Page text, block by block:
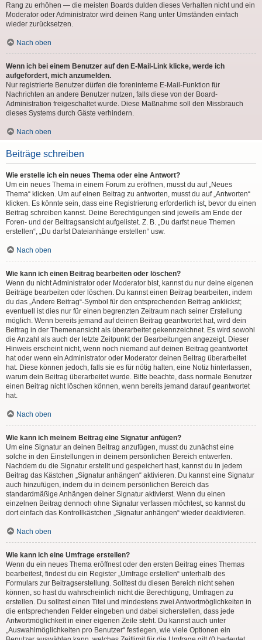
Rang zu erhöhen — die meisten Boards dulden dieses Verhalten nicht und ein
Moderator oder Administrator wird deinen Rang unter Umständen einfach
wieder zurücksetzen.
Nach oben
Wenn ich bei einem Benutzer auf den E-Mail-Link klicke, werde ich
aufgefordert, mich anzumelden.
Nur registrierte Benutzer dürfen die foreninterne E-Mail-Funktion für
Nachrichten an andere Benutzer nutzen, falls diese von der Board-
Administration freigeschaltet wurde. Diese Maßnahme soll den Missbrauch
dieses Systems durch Gäste verhindern.
Nach oben
Beiträge schreiben
Wie erstelle ich ein neues Thema oder eine Antwort?
Um ein neues Thema in einem Forum zu eröffnen, musst du auf „Neues
Thema“ klicken. Um auf einen Beitrag zu antworten, musst du auf „Antworten“
klicken. Es könnte sein, dass eine Registrierung erforderlich ist, bevor du einen
Beitrag schreiben kannst. Deine Berechtigungen sind jeweils am Ende der
Foren- und der Beitragsansicht aufgelistet. Z. B. „Du darfst neue Themen
erstellen“, „Du darfst Dateianhänge erstellen“ usw.
Nach oben
Wie kann ich einen Beitrag bearbeiten oder löschen?
Wenn du nicht Administrator oder Moderator bist, kannst du nur deine eigenen
Beiträge bearbeiten oder löschen. Du kannst einen Beitrag bearbeiten, indem
du das „Ändere Beitrag“-Symbol für den entsprechenden Beitrag anklickst;
eventuell ist dies nur für einen begrenzten Zeitraum nach seiner Erstellung
möglich. Wenn bereits jemand auf deinen Beitrag geantwortet hat, wird dein
Beitrag in der Themenansicht als überarbeitet gekennzeichnet. Es wird sowohl
die Anzahl als auch der letzte Zeitpunkt der Bearbeitungen angezeigt. Dieser
Hinweis erscheint nicht, wenn noch niemand auf deinen Beitrag geantwortet
hat oder wenn ein Administrator oder Moderator deinen Beitrag überarbeitet
hat. Diese können jedoch, falls sie es für nötig halten, eine Notiz hinterlassen,
warum dein Beitrag überarbeitet wurde. Bitte beachte, dass normale Benutzer
einen Beitrag nicht löschen können, wenn bereits jemand darauf geantwortet
hat.
Nach oben
Wie kann ich meinem Beitrag eine Signatur anfügen?
Um eine Signatur an deinen Beitrag anzufügen, musst du zunächst eine
solche in den Einstellungen in deinem persönlichen Bereich entwerfen.
Nachdem du die Signatur erstellt und gespeichert hast, kannst du in jedem
Beitrag das Kästchen „Signatur anhängen“ aktivieren. Du kannst eine Signatur
auch hinzufügen, indem du in deinem persönlichen Bereich das
standardmäßige Anhängen deiner Signatur aktivierst. Wenn du einen
einzelnen Beitrag dennoch ohne Signatur verfassen möchtest, so kannst du
dort einfach das Kontrollkästchen „Signatur anhängen“ wieder deaktivieren.
Nach oben
Wie kann ich eine Umfrage erstellen?
Wenn du ein neues Thema eröffnest oder den ersten Beitrag eines Themas
bearbeitest, findest du ein Register „Umfrage erstellen“ unterhalb des
Formulars zur Beitragserstellung. Solltest du diesen Bereich nicht sehen
können, so hast du wahrscheinlich nicht die Berechtigung, Umfragen zu
erstellen. Du solltest einen Titel und mindestens zwei Antwortmöglichkeiten in
die entsprechenden Felder eingeben und dabei sicherstellen, dass jede
Antwortmöglichkeit in einer eigenen Zeile steht. Du kannst auch unter
„Auswahlmöglichkeiten pro Benutzer“ festlegen, wie viele Optionen ein